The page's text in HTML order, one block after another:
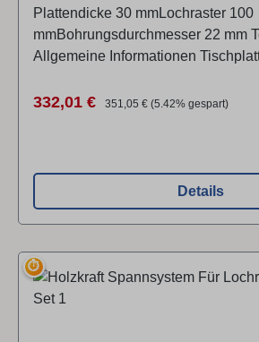
Plattendicke 30 mmLochraster 100
mmBohrungsdurchmesser 22 mm Technische Daten
Allgemeine Informationen
mm Bohrungsabstand100 mm Abmessungen und
Verkaufspreis:
332,01 € Regulärer Preis:
351,05 € (5.42% gespart)
Details
⏱